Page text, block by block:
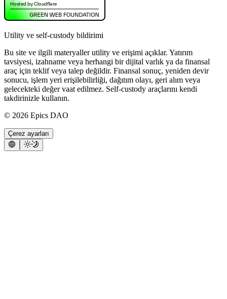
Utility ve self-custody bildirimi
Bu site ve ilgili materyaller utility ve erişimi açıklar. Yatırım
tavsiyesi, izahname veya herhangi bir dijital varlık ya da finansal
araç için teklif veya talep değildir. Finansal sonuç, yeniden devir
sonucu, işlem yeri erişilebilirliği, dağıtım olayı, geri alım veya
gelecekteki değer vaat edilmez. Self-custody araçlarını kendi
takdirinizle kullanın.
© 2026 Epics DAO
Çerez ayarları